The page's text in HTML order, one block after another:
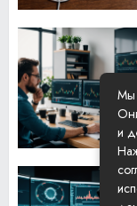
Мы
и